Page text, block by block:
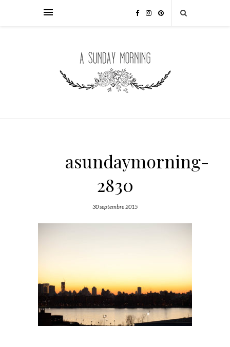
asundaymorning-
2830
30 septembre 2015